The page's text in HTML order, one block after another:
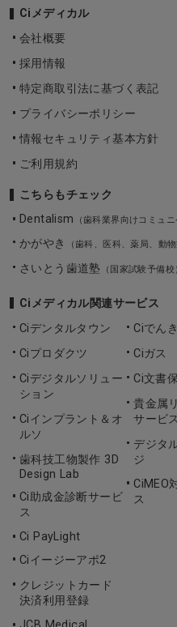
Ciメディカル
会社概要
採用情報
特定商取引法に基づく表記
プライバシーポリシー
情報セキュリティ基本方針
ご利用規約
こちらもチェック
Dentalism
（歯科業界向けコミュ
かがやき （歯科、医科、薬局、動
さいとう歯道塾 （国家試験予備校
Ciメディカル関連サービス
Ciデンタルタウン
Ciプロダクツ
Ciデジタルソリュー
ション
Ciインプラント＆オ
ルソ
歯科技工物製作 3D
Design Lab
Ci助成金診断サービ
ス
Ci PayLight
Ciイージーアポ2
クレジットカード
決済利用登録
Ciでんき
Ciガス
Ci文書
貴金属
サービス
デジタ
ジ
CiMEO
ス